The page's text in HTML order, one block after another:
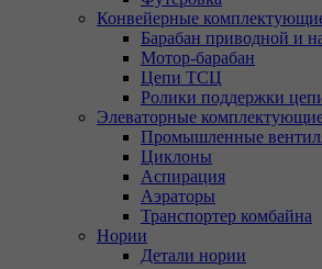
Конвейерные
Барабан приводной и
Мотор-барабан
Цепи ТСЦ
Ролики поддержки
Элеваторные
Промышленные
Циклоны
Аспирация
Аэраторы
Транспортер комбайна
Нории
Детали нории